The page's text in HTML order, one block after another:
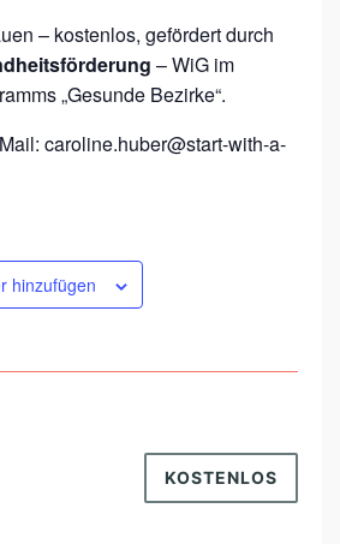
– kostenlos, gefördert durch
– WiG im
„Gesunde Bezirke“.
caroline.huber@start-with-a-
hinzufügen
KOSTENLOS